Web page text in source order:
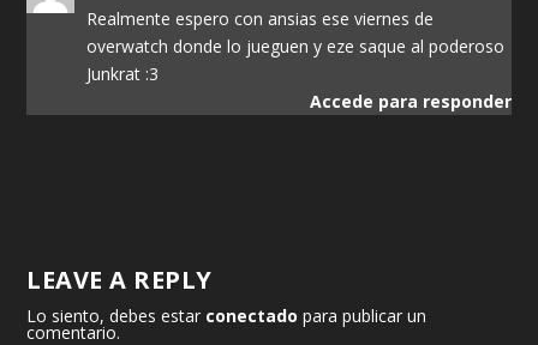
Realmente espero con ansias ese viernes de
overwatch donde lo jueguen y eze saque al poderoso
Junkrat :3
Accede para responder
LEAVE A REPLY
Lo siento, debes estar conectado para publicar un
comentario.